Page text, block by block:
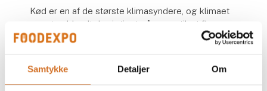
Samtykke Detaljer Om
Kød er en af de største klimasyndere, og klimaet
er netop blandt de vigtigste årsager til, at flere
vælger grøntsagerne til og indfører kødfrie dage –
Grøn gastronomi